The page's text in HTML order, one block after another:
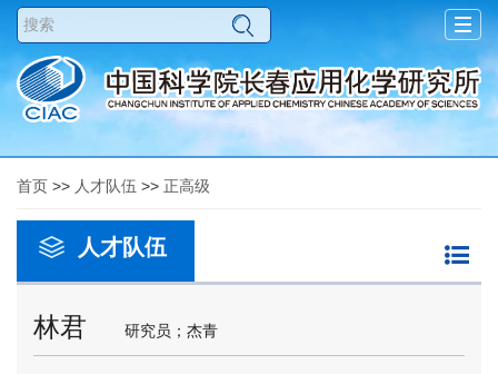
首页 >> 人才队伍 >> 正高级
人才队伍
林君 研究员；杰青